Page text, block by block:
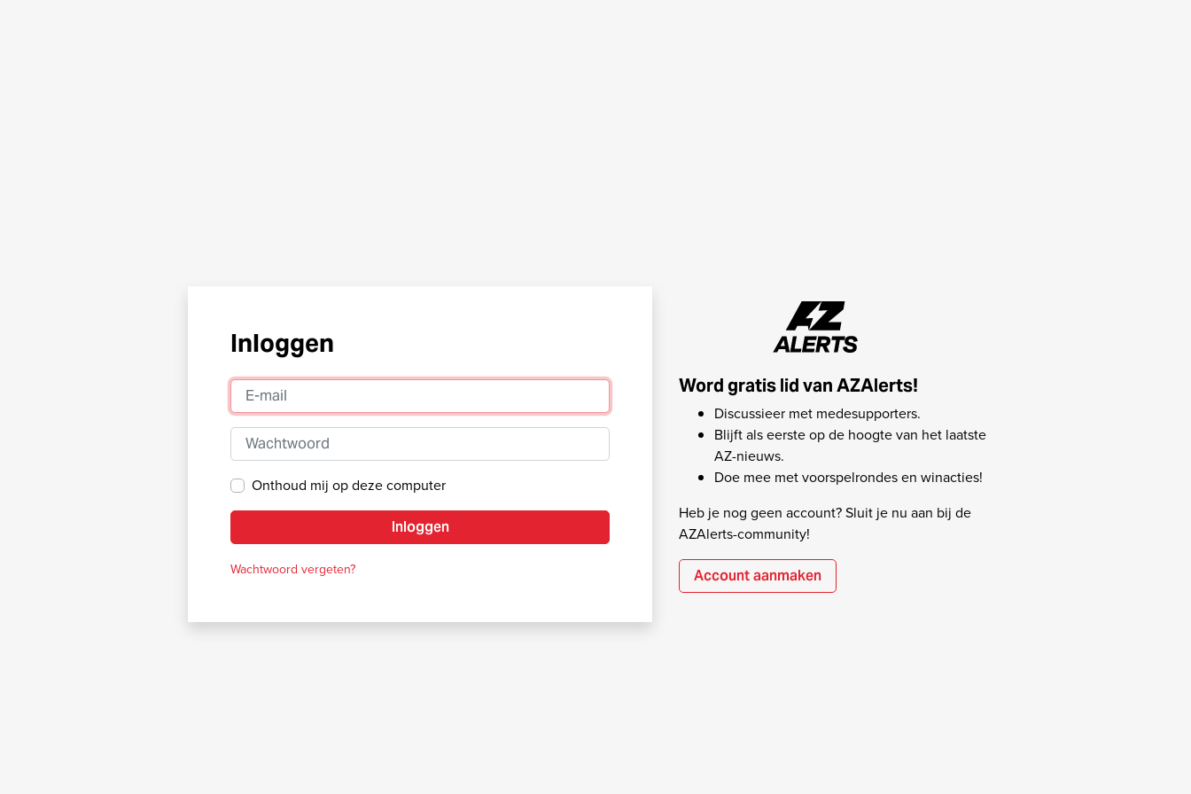
Inloggen
E-mail
Wachtwoord
Onthoud mij op deze computer
Inloggen
Wachtwoord vergeten?
Word gratis lid van AZAlerts!
Discussieer met medesupporters.
Blijft als eerste op de hoogte van het laatste
AZ-nieuws.
Doe mee met voorspelrondes en winacties!
Heb je nog geen account? Sluit je nu aan bij de
AZAlerts-community!
Account aanmaken